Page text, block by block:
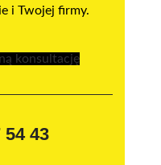
i Twojej firmy.
konsultację
54 43